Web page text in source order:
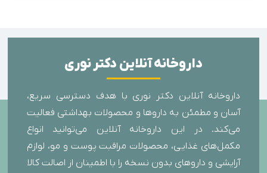
داروخانه آنلاین دکتر نوری
داروخانه آنلاین دکتر نوری با هدف دسترسی سریع،
آسان و مطمئن به داروها و محصولات بهداشتی فعالیت
می‌کند. در این داروخانه آنلاین می‌توانید انواع
مکمل‌های غذایی، محصولات مراقبت پوست و مو، لوازم
آرایشی و داروهای بدون نسخه را با اطمینان از اصالت کالا